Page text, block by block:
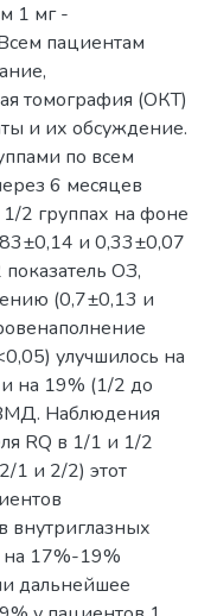
1 мг -
пациентам
томография (ОКТ)
и их обсуждение.
по всем
6 месяцев
2 группах на фоне
и 0,33±0,07
ОЗ,
(0,7±0,13 и
улучшилось на
на 19% (1/2 до
Наблюдения
RQ в 1/1 и 1/2
1 и 2/2) этот
внутриглазных
17%-19%
дальнейшее